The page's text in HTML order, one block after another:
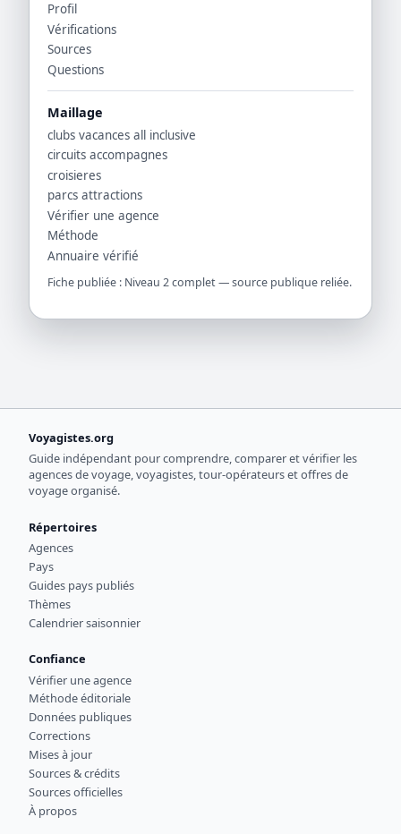
Profil
Vérifications
Sources
Questions
Maillage
clubs vacances all inclusive
circuits accompagnes
croisieres
parcs attractions
Vérifier une agence
Méthode
Annuaire vérifié
Fiche publiée : Niveau 2 complet — source publique reliée.
Voyagistes.org
Guide indépendant pour comprendre, comparer et vérifier les
agences de voyage, voyagistes, tour-opérateurs et offres de
voyage organisé.
Répertoires
Agences
Pays
Guides pays publiés
Thèmes
Calendrier saisonnier
Confiance
Vérifier une agence
Méthode éditoriale
Données publiques
Corrections
Mises à jour
Sources & crédits
Sources officielles
À propos